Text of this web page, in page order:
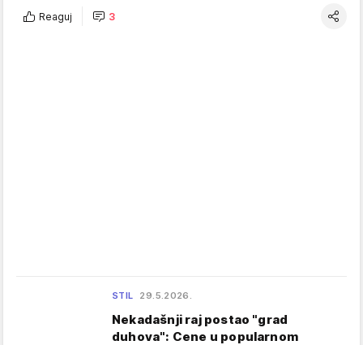
Reaguj 3
STIL 29.5.2026.
Nekadašnji raj postao "grad
duhova": Cene u popularnom